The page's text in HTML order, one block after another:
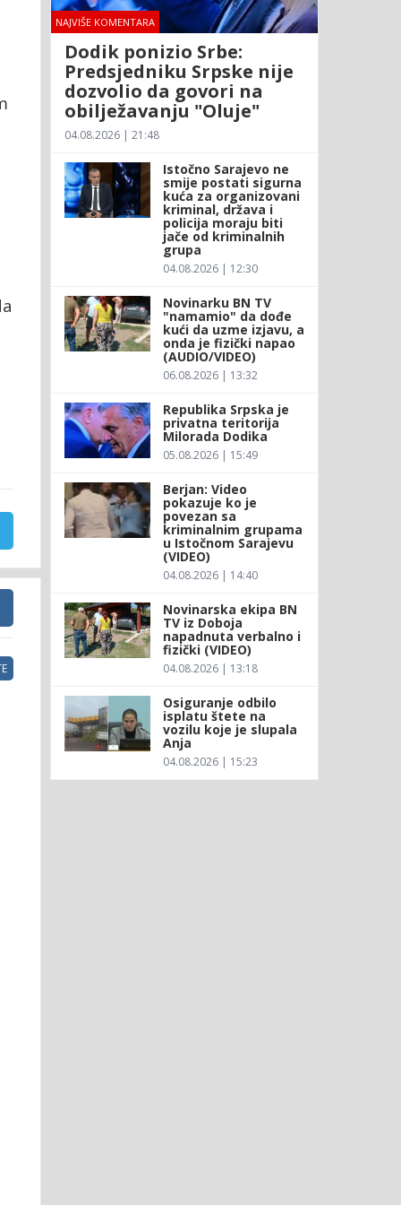
NAJVIŠE KOMENTARA
Dodik ponizio Srbe:
Predsjedniku Srpske nije
dozvolio da govori na
obilježavanju "Oluje"
04.08.2026 | 21:48
Istočno Sarajevo ne
smije postati sigurna
kuća za organizovani
kriminal, država i
policija moraju biti
jače od kriminalnih
grupa
04.08.2026 | 12:30
Novinarku BN TV
"namamio" da dođe
kući da uzme izjavu, a
onda je fizički napao
(AUDIO/VIDEO)
06.08.2026 | 13:32
Republika Srpska je
privatna teritorija
Milorada Dodika
05.08.2026 | 15:49
Berjan: Video
pokazuje ko je
povezan sa
kriminalnim grupama
u Istočnom Sarajevu
(VIDEO)
04.08.2026 | 14:40
Novinarska ekipa BN
TV iz Doboja
napadnuta verbalno i
fizički (VIDEO)
04.08.2026 | 13:18
Osiguranje odbilo
isplatu štete na
vozilu koje je slupala
Anja
04.08.2026 | 15:23